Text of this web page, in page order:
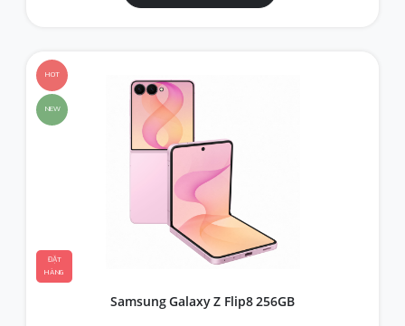
HOT
NEW
ĐẶT
HÀNG
Samsung Galaxy Z Flip8 256GB